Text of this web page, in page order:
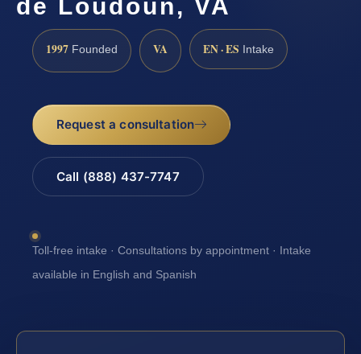
de Loudoun, VA
1997 Founded VA EN · ES Intake
Request a consultation
Call (888) 437-7747
Toll-free intake · Consultations by appointment · Intake
available in English and Spanish